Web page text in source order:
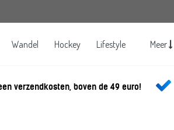
Wandel Hockey Lifestyle Meer
verzendkosten, boven de 49 euro!